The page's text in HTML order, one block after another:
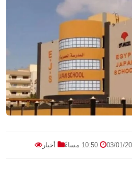
10:50 مساءً أخبار